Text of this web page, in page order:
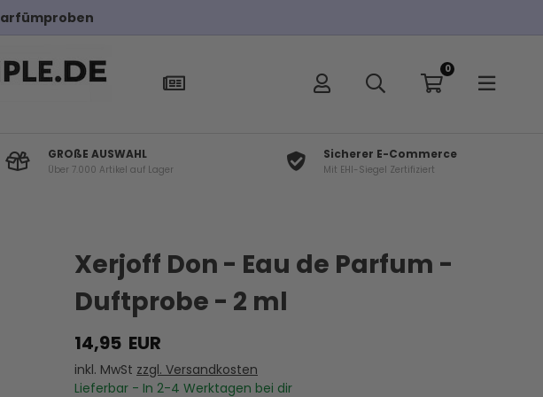
0
GROßE AUSWAHL
Über 7.000 Artikel auf Lager
Sicherer E-Commerce
Mit EHI-Siegel Zertifiziert
Xerjoff Don - Eau de Parfum -
Duftprobe - 2 ml
14,95EUR
inkl. MwSt zzgl. Versandkosten
Lieferbar - In 2-4 Werktagen bei dir